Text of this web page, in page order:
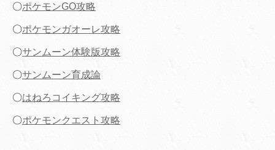
〇ポケモンGO攻略
〇ポケモンガオーレ攻略
〇サンムーン体験版攻略
〇サンムーン育成論
〇はねろコイキング攻略
〇ポケモンクエスト攻略